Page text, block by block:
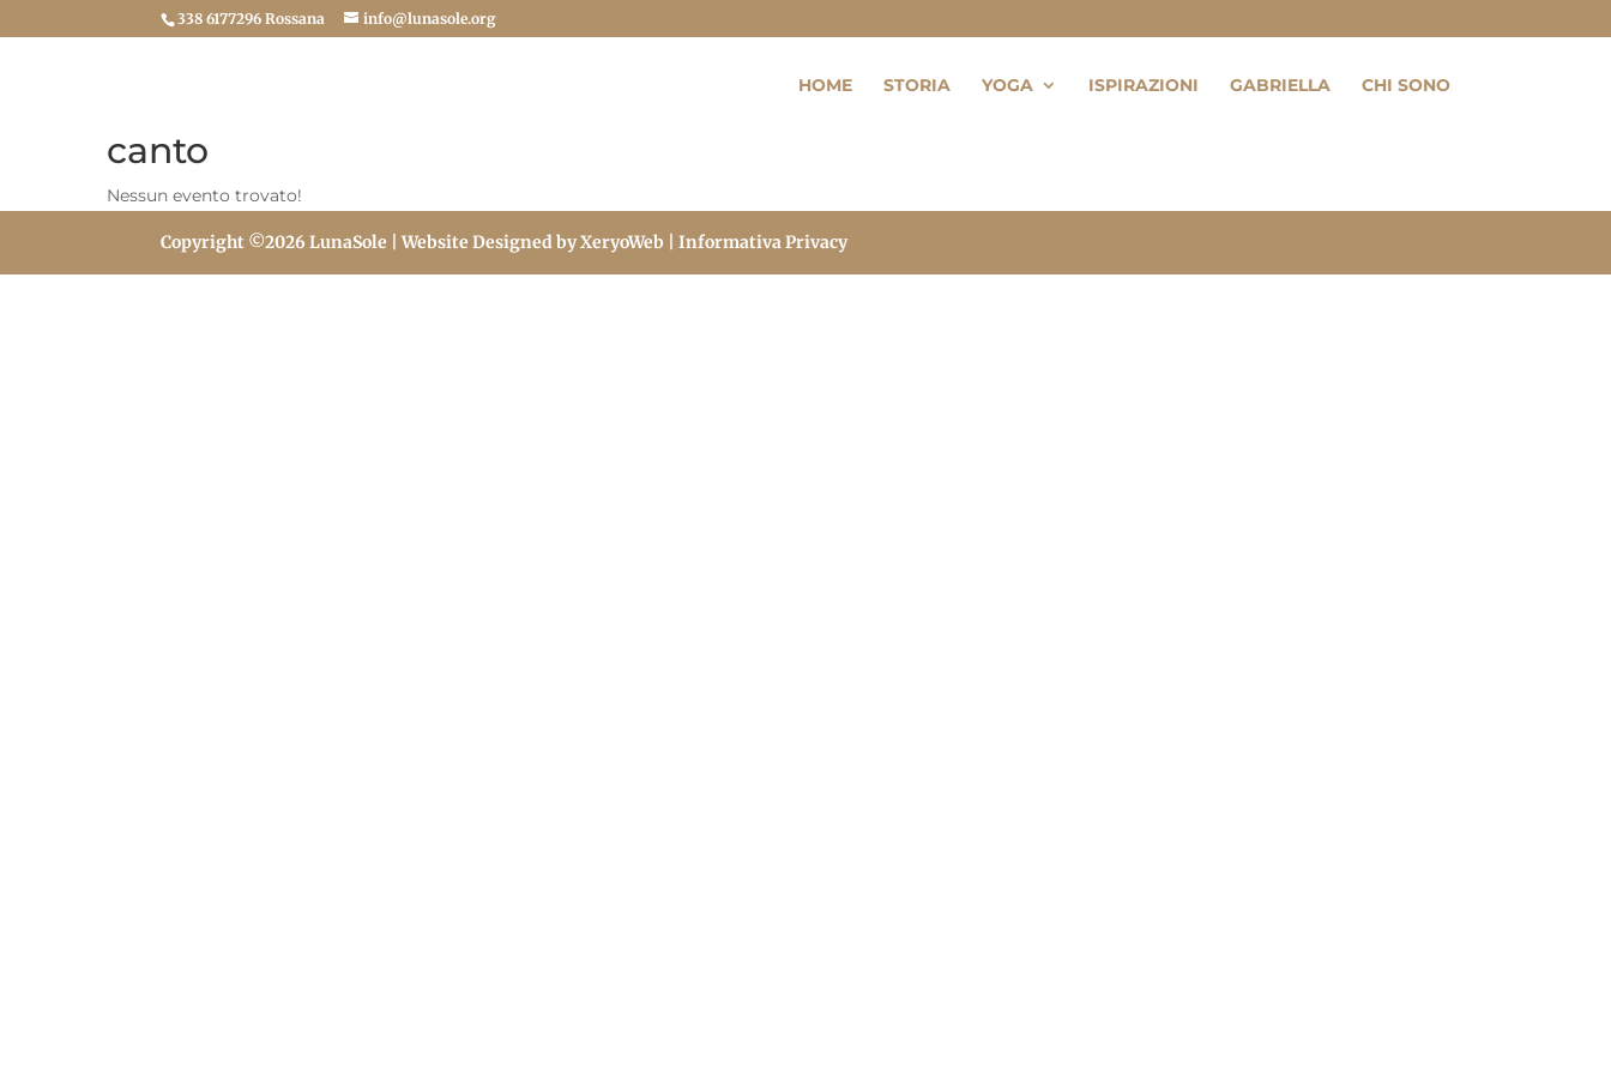
338 6177296 Rossana info@lunasole.org
HOME STORIA YOGA ISPIRAZIONI GABRIELLA CHI SONO
canto
Nessun evento trovato!
Copyright ©2026 LunaSole | Website Designed byXeryoWeb | Informativa Privacy